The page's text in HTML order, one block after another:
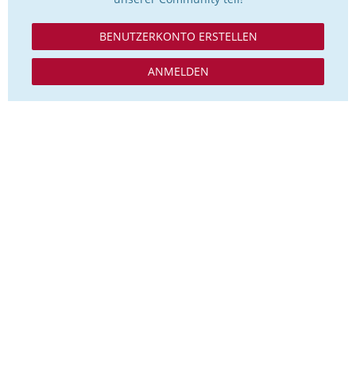
BENUTZERKONTO ERSTELLEN
ANMELDEN